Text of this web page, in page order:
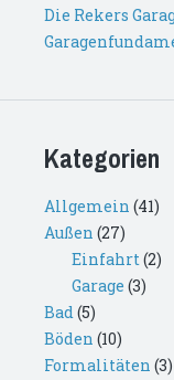
Die Rekers
Kategorien
Allgemein (41)
Außen (27)
Einfahrt(2)
Garage (3)
Bad(5)
Böden (10)
Formalitäten (3)